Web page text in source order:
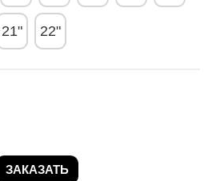
21" 22"
ЗАКАЗАТЬ